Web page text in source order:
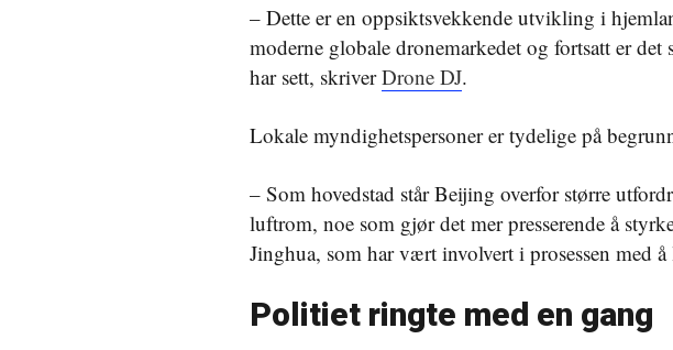
– Dette er en oppsiktsvekkende utvikling i
moderne globale dronemarkedet og fortsatt er
har sett, skriverDrone DJ.
Lokale myndighetspersoner er tydelige på
– Som hovedstad står Beijing overfor større
luftrom, noe som gjør det mer presserende å
Jinghua, som har vært involvert i prosessen med å
Politiet ringte med en gang